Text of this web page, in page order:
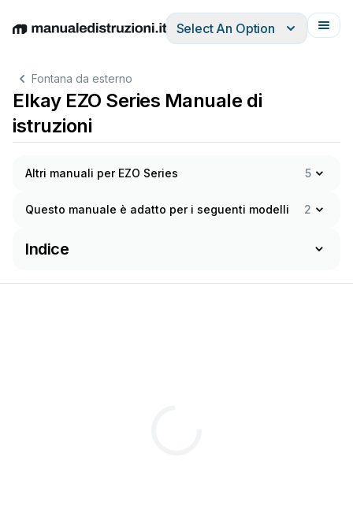
EnglishDeutschEspañolItalianoFrançais
Select An Option
Fontana da esterno
Elkay EZO Series Manuale di
istruzioni
Altri manuali per EZO Series 5
Questo manuale è adatto per i seguenti modelli 2
Indice